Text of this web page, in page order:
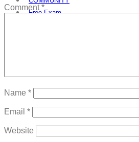
Free Exam
Comment*
Name *
Email *
Website